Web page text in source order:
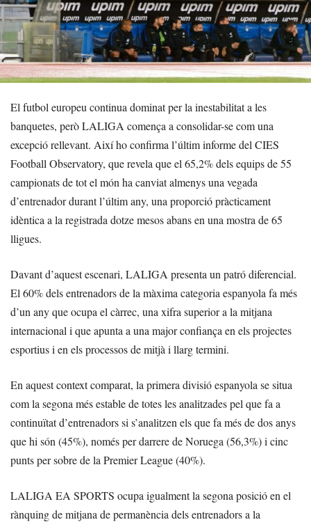
El futbol europeu continua dominat per la inestabilitat a les
banquetes, però LALIGA comença a consolidar-se com una
excepció rellevant. Així ho confirma l’últim informe del CIES
Football Observatory, que revela que el 65,2% dels equips de 55
campionats de tot el món ha canviat almenys una vegada
d’entrenador durant l’últim any, una proporció pràcticament
idèntica a la registrada dotze mesos abans en una mostra de 65
lligues.
Davant d’aquest escenari, LALIGA presenta un patró diferencial.
El 60% dels entrenadors de la màxima categoria espanyola fa més
d’un any que ocupa el càrrec, una xifra superior a la mitjana
internacional i que apunta a una major confiança en els projectes
esportius i en els processos de mitjà i llarg termini.
En aquest context comparat, la primera divisió espanyola se situa
com la segona més estable de totes les analitzades pel que fa a
continuïtat d’entrenadors si s’analitzen els que fa més de dos anys
que hi són (45%), només per darrere de Noruega (56,3%) i cinc
punts per sobre de la Premier League (40%).
LALIGA EA SPORTS ocupa igualment la segona posició en el
rànquing de mitjana de permanència dels entrenadors a la